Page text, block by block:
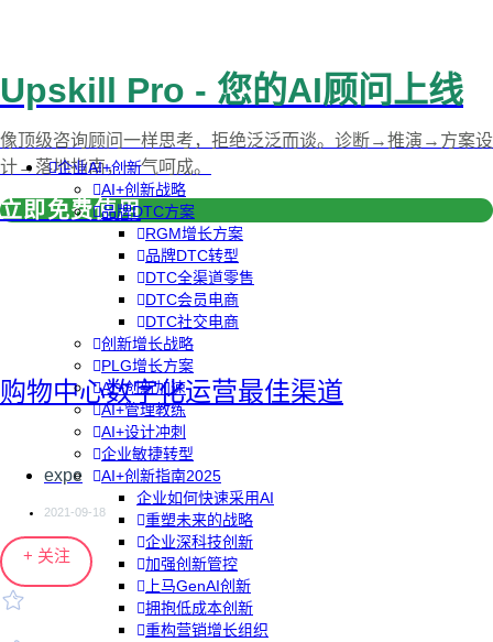
企业AI+创新
AI+创新战略
品牌DTC方案
RGM增长方案
品牌DTC转型
DTC全渠道零售
DTC会员电商
DTC社交电商
创新增长战略
PLG增长方案
AI+创新加速
AI+管理教练
AI+设计冲刺
企业敏捷转型
AI+创新指南2025
企业如何快速采用AI
重塑未来的战略
企业深科技创新
加强创新管控
上马GenAI创新
拥抱低成本创新
重构营销增长组织
Upskill Pro - 您的AI顾问上线
像顶级咨询顾问一样思考，拒绝泛泛而谈。诊断→推演→方案设
计→落地指南，一气呵成。
立即免费使用
购物中心数字化运营最佳渠道
expe
2021-09-18
+ 关注